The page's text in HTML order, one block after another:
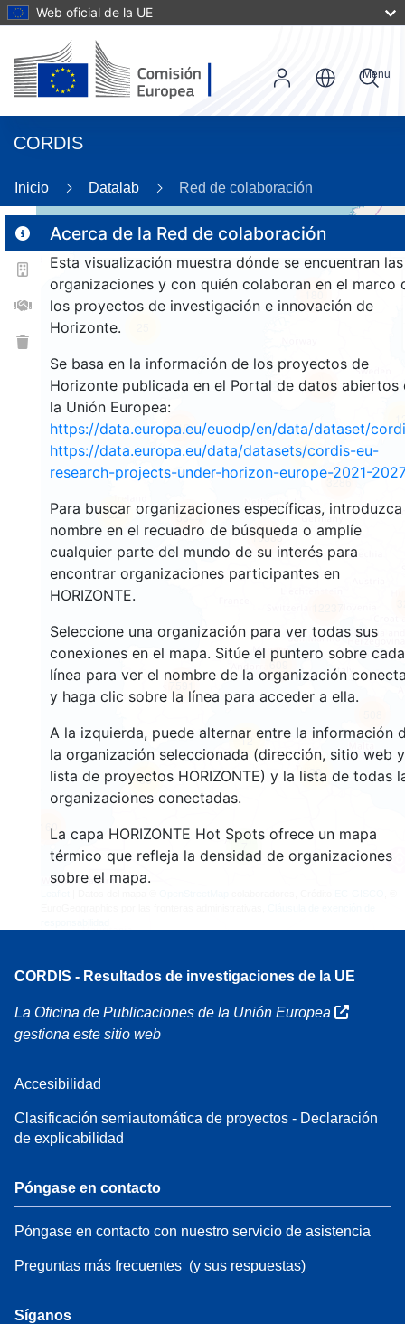
Web oficial de la UE
CORDIS
Menu
Inicio Datalab Red de colaboración
Acerca de la Red de colaboración
Esta visualización muestra dónde se encuentran las
organizaciones y con quién colaboran en el marco
los proyectos de investigación e innovación de
Horizonte.
Se basa en la información de los proyectos de
Horizonte publicada en el Portal de datos abiertos
la Unión Europea:
https://data.europa.eu/euodp/en/data/dataset/
https://data.europa.eu/data/datasets/cordis-eu-
research-projects-under-horizon-europe-2021-2027
Para buscar organizaciones específicas, introduzca
nombre en el recuadro de búsqueda o amplíe
cualquier parte del mundo de su interés para
encontrar organizaciones participantes en
HORIZONTE.
Seleccione una organización para ver todas sus
conexiones en el mapa. Sitúe el puntero sobre cada
línea para ver el nombre de la organización
y haga clic sobre la línea para acceder a ella.
A la izquierda, puede alternar entre la información
la organización seleccionada (dirección, sitio web y
lista de proyectos HORIZONTE) y la lista de todas
organizaciones conectadas.
La capa HORIZONTE Hot Spots ofrece un mapa
térmico que refleja la densidad de organizaciones
sobre el mapa.
160
29
22
180
1366
12
60
609
7591
99
119
3286
5344
10585
CORDIS - Resultados de investigaciones de la UE
La Oficina de Publicaciones de la Unión Europea
gestiona este sitio web
Accesibilidad
Clasificación semiautomática de proyectos - Declaración
de explicabilidad
Póngase en contacto
Póngase en contacto con nuestro servicio de asistencia
Preguntas más frecuentes (y sus respuestas)
Síganos